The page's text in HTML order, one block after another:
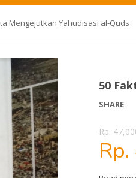
Mengejutkan Yahudisasi al-Quds
50
SHARE
Rp.